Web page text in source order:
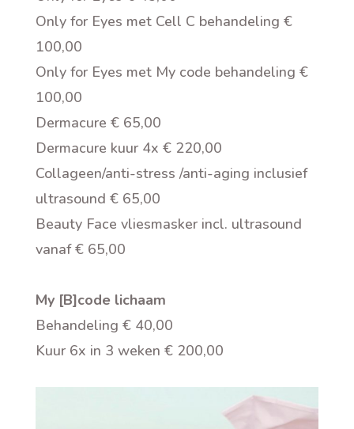
Only for Eyes met Cell C behandeling €
100,00
Only for Eyes met My code behandeling €
100,00
Dermacure € 65,00
Dermacure kuur 4x € 220,00
Collageen/anti-stress /anti-aging inclusief
ultrasound € 65,00
Beauty Face vliesmasker incl. ultrasound
vanaf € 65,00
My [B]code lichaam
Behandeling € 40,00
Kuur 6x in 3 weken € 200,00